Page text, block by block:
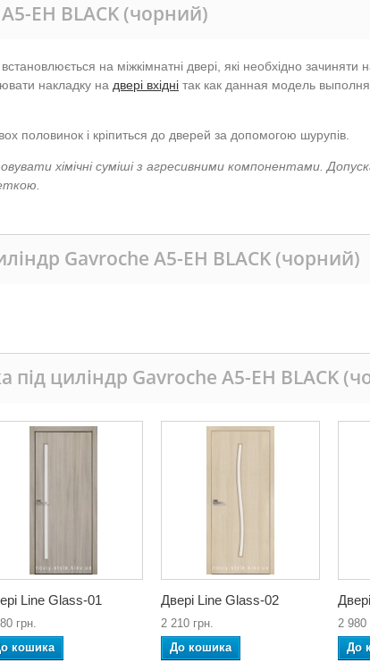
EH BLACK (чорний)
встановлюється на міжкімнатні двері, які необхідно
накладку на двері вхідні так как данная модель
половинок і кріпиться до дверей за допомогою шурупів.
хімічні суміші з агресивними компонентами.
Gavroche А5-EH BLACK (чорний)
під циліндр Gavroche А5-EH BLACK
Line Glass-01
грн.
кошика
Двері Line Glass-02
2 210 грн.
До кошика
2 980
До